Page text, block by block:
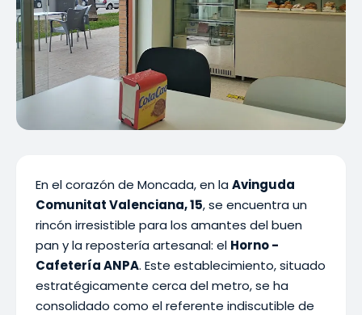
En el corazón de Moncada, en la Avinguda
Comunitat Valenciana, 15, se encuentra un
rincón irresistible para los amantes del buen
pan y la repostería artesanal: el Horno -
Cafetería ANPA. Este establecimiento, situado
estratégicamente cerca del metro, se ha
consolidado como el referente indiscutible de